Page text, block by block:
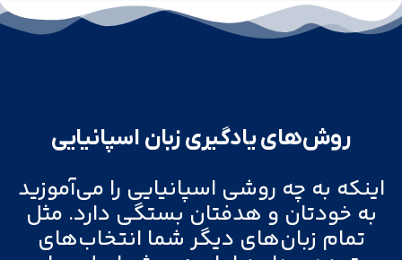
روش‌های یادگیری زبان اسپانیایی
اینکه به چه روشی اسپانیایی را می‌آموزید
به خودتان و هدفتان بستگی دارد. مثل
تمام زبان‌های دیگر شما انتخاب‌های